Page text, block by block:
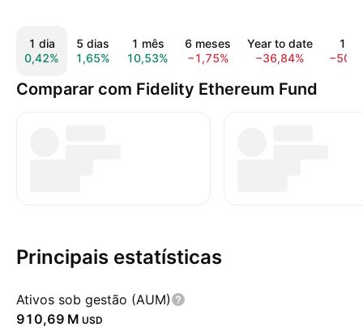
1 dia
0,42%
5 dias
1,65%
1 mês
10,53%
6 meses
−1,75%
Year to date
−36,84%
1
Comparar com Fidelity Ethereum Fund
Principais estatísticas
Ativos sob gestão (AUM)
‪910,69 M‬ USD